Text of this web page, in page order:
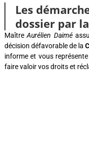
Les
dossier par
MaîtreAurélien Daimé
décision défavorable de la
informe et vous
faire valoir vos droits et